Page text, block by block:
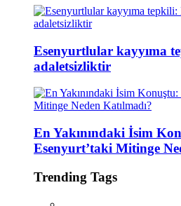
Esenyurtlular kayyıma
adaletsizliktir
En Yakınındaki İsim
Esenyurt’taki Mitinge
Trending Tags